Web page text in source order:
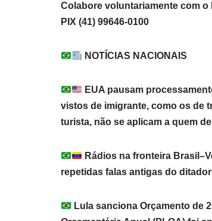
Colabore voluntariamente com o
PIX (41) 99646-0100
NOTÍCIAS NACIONAIS
EUA pausam
vistos de imigrante, como os de
turista, não se aplicam a quem
Rádios na fronteira
repetidas falas antigas do
Lula sanciona Orçamento de